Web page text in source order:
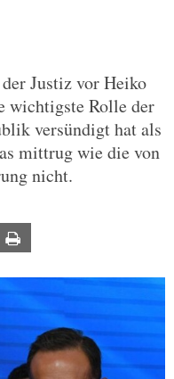
Justiz vor Heiko
wichtigste Rolle der
versündigt hat als
mittrug wie die von
nicht.